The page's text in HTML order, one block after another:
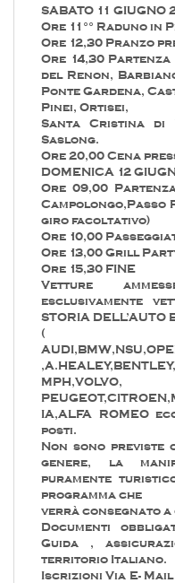
SABATO 11 GIUGNO
Ore 11°° Raduno in
Ore 12,30 Pranzo
Ore 14,30
del Renon,
Ponte Gardena,
Pinei, Ortisei,
Santa Cristina di
Saslong.
Ore 20,00 Cena
DOMENICA 12
Ore 09,00
Campolongo,Passo
giro facoltativo)
Ore 10,00
Ore 13,00 Grill
Ore 15,30 FINE
Vetture
esclusivamente
STORIA DELL’AUTO
(
MPH,VOLVO,
IA,ALFA ROMEO
posti.
Non sono previste
genere, la
puramente
programma che
verrà consegnato
Documenti
Guida ,
territorio Italiano.
Iscrizioni Via E-